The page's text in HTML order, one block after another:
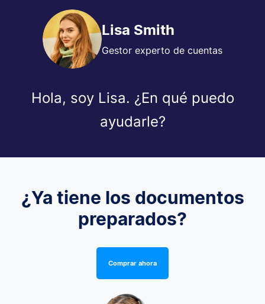
Lisa Smith
Gestor experto de cuentas
Hola, soy Lisa. ¿En qué puedo
ayudarle?
¿Ya tiene los documentos
preparados?
Comprar ahora